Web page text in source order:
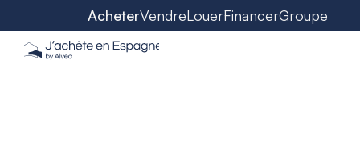
AcheterVendreLouerFinancerGroupe